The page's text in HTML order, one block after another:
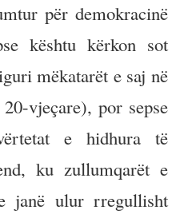
për demokracinë
kështu kërkon sot
mëkatarët e saj në
vjeçare), por sepse
e hidhura të
ku zullumqarët e
janë ulur rregullisht